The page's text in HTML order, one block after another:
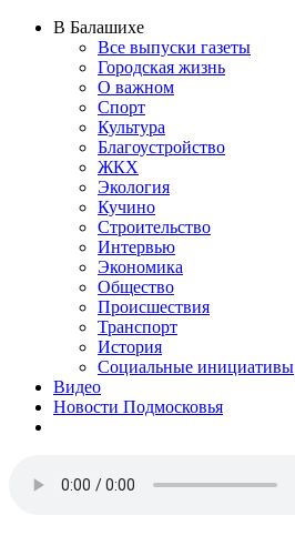
В Балашихе
Все выпуски газеты
Городская жизнь
О важном
Спорт
Культура
Благоустройство
ЖКХ
Экология
Кучино
Строительство
Интервью
Экономика
Общество
Происшествия
Транспорт
История
Социальные инициативы
Видео
Новости Подмосковья